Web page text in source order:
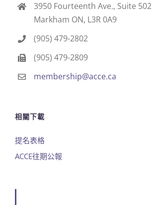
3950 Fourteenth Ave., Suite 502
Markham ON, L3R 0A9
(905) 479-2802
(905) 479-2809
membership@acce.ca
相關下載
提名表格
ACCE往期公報